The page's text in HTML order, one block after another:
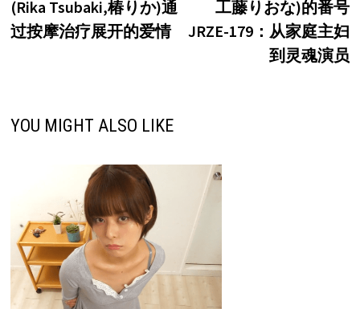
导
(Rika Tsubaki,椿りか)通
过按摩治疗展开的爱情
工藤りおな)的番号
JRZE-179：从家庭主妇
到灵魂演员
YOU MIGHT ALSO LIKE